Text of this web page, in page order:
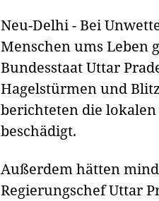
Neu-Delhi - Bei
Menschen ums Leben
Bundesstaat Uttar
Hagelstürmen und
berichteten die lokalen
beschädigt.
Außerdem hätten
Regierungschef Uttar